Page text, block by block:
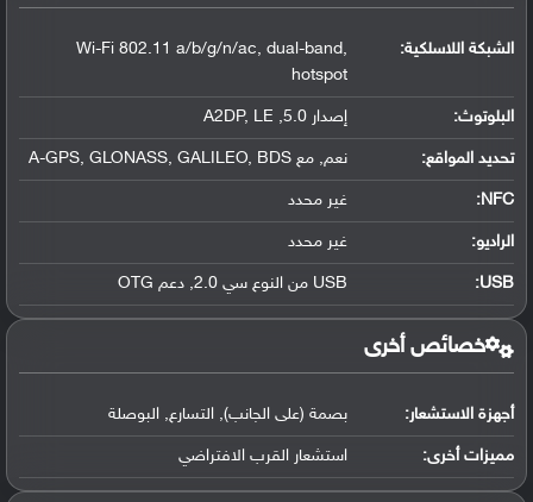
الشبكة اللاسلكية:
Wi-Fi 802.11 a/b/g/n/ac, dual-band,
hotspot
البلوتوث: إصدار 5.0, A2DP, LE
تحديد المواقع: نعم, مع A-GPS, GLONASS, GALILEO, BDS
NFC
: غير محدد
الراديو: غير محدد
USB
: USB من النوع سي 2.0, دعم OTG
خصائص أخرى
أجهزة الاستشعار: بصمة (على الجانب), التسارع, البوصلة
مميزات أخرى: استشعار القرب الافتراضي